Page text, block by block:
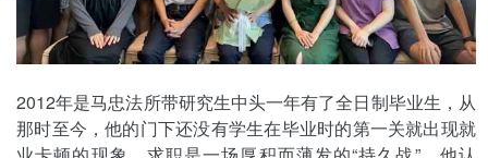
2012年是马忠法所带研究生中头一年有了全日制毕业生，从
那时至今，他的门下还没有学生在毕业时的第一关就出现就